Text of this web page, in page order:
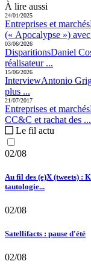
À lire aussi
24/01/2025
Entreprises et marchés
(« Apocalypse »)
03/06/2026
DisparitionsDaniel
réalisateur ...
15/06/2026
InterviewAntonio
plus ...
21/07/2017
Entreprises et marchés
CC&C et rachat des ...
Le fil actu
02/08
Au fil des (e)X (tweets) :
tautologie...
02/08
Satellifacts : pause d'été
02/08